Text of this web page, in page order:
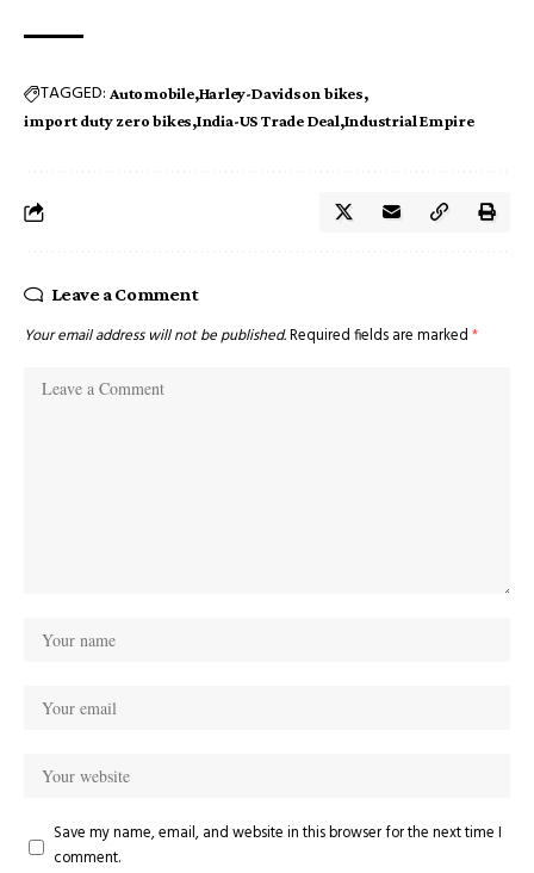
TAGGED: Automobile Harley-Davidson bikes
import duty zero bikes India-US Trade Deal Industrial Empire
Leave a Comment
Your email address will not be published.Required fields are marked *
Save my name, email, and website in this browser for the next time I
comment.